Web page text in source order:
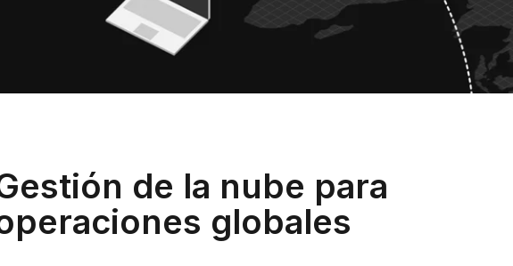
de la nube para
globales